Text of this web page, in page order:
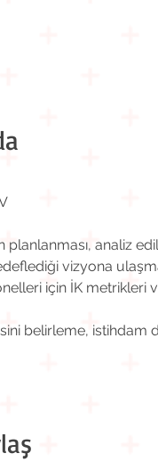
planlanması, analiz
vizyona
için İK
belirleme, istihdam